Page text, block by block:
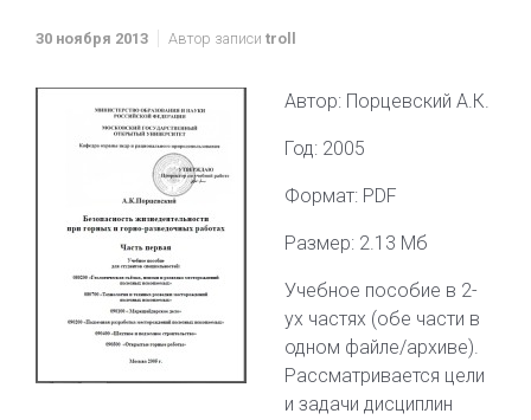
30 ноября 2013 Автор записи troll
Автор: Порцевский А.К.
Год: 2005
Формат: PDF
Размер: 2.13 Мб
Учебное пособие в 2-
ух частях (обе части в
одном файле/архиве).
Рассматривается цели
и задачи дисциплин